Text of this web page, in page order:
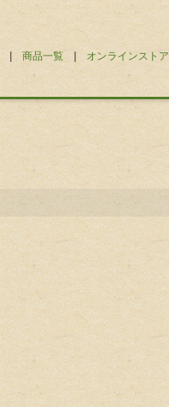
商品一覧 オンラインストア